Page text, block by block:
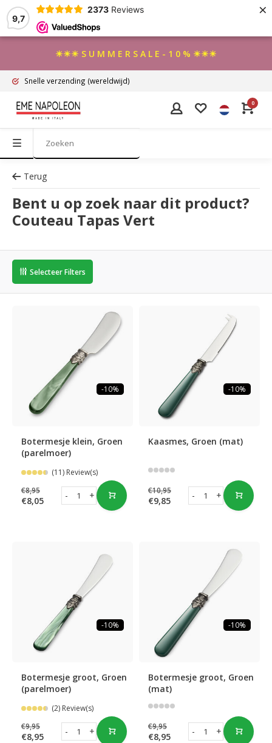
9,7
2373 Reviews ×
☀☀☀ S U M M E R S A L E - 1 0 % ☀☀☀
Snelle verzending (wereldwijd)
0
Terug
Bent u op zoek naar dit product?
Couteau Tapas Vert
Selecteer Filters
-10%
Botermesje klein, Groen
(parelmoer)
(11) Review(s)
€8,95
€8,05 +
-
-10%
Kaasmes, Groen (mat)
€10,95
€9,85 +
-
-10%
Botermesje groot, Groen
(parelmoer)
(2) Review(s)
€9,95
€8,95 +
-
-10%
Botermesje groot, Groen
(mat)
€9,95
€8,95 +
-